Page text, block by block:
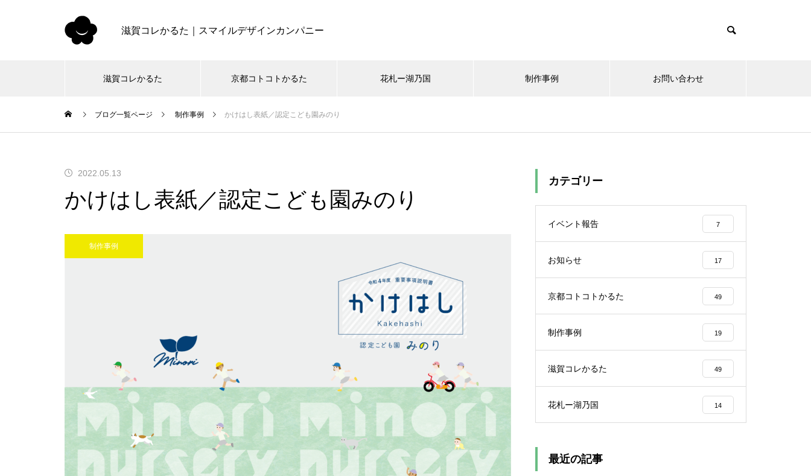
滋賀コレかるた｜スマイルデザインカンパニー
滋賀コレかるた 京都コトコトかるた 花札ー湖乃国 制作事例 お問い合わせ
ブログ一覧ページ 制作事例 かけはし表紙／認定こども園みのり
2022.05.13
かけはし表紙／認定こども園みのり
制作事例
カテゴリー
イベント報告 7
お知らせ 17
京都コトコトかるた 49
制作事例 19
滋賀コレかるた 49
花札ー湖乃国 14
最近の記事